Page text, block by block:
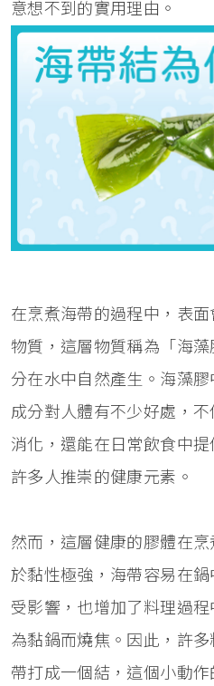
意想不到的實用理由。
在烹煮海帶的過程中，表
物質，這層物質稱為「海
分在水中自然產生。海藻
成分對人體有不少好處，
消化，還能在日常飲食中
許多人推崇的健康元素。
然而，這層健康的膠體在
於黏性極強，海帶容易在
受影響，也增加了料理過
為黏鍋而燒焦。因此，許
帶打成一個結，這個小動